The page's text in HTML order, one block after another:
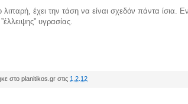
λιπαρή, έχει την τάση να είναι σχεδόν πάντα ίσια.
υγρασίας.
στο planitikos.gr στις 1.2.12